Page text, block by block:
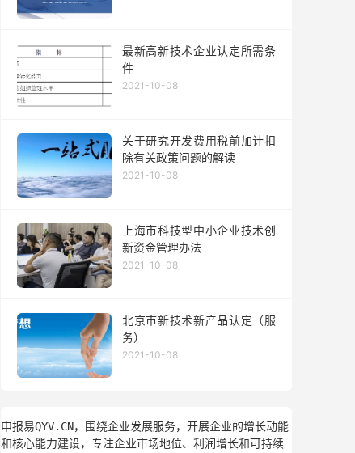
最新高新技术企业认定所需条
件
2021-10-08
关于研究开发费用税前加计扣
除有关政策问题的解读
2021-10-08
上海市科技型中小企业技术创
新资金管理办法
2021-10-08
北京市新技术新产品认定（服
务）
2021-10-08
申报易QYV.CN，围绕企业发展服务，开展企业的增长动能
和核心能力建设，专注企业市场地位、利润增长和可持续